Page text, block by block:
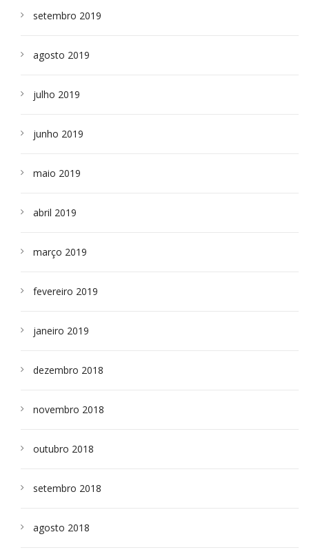
setembro 2019
agosto 2019
julho 2019
junho 2019
maio 2019
abril 2019
março 2019
fevereiro 2019
janeiro 2019
dezembro 2018
novembro 2018
outubro 2018
setembro 2018
agosto 2018